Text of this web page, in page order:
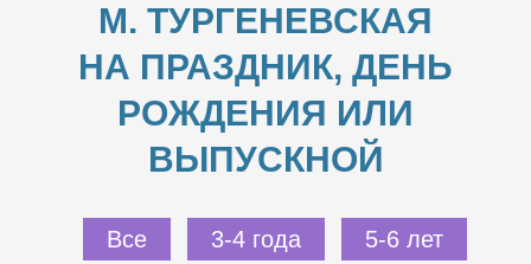
М. ТУРГЕНЕВСКАЯ
НА ПРАЗДНИК, ДЕНЬ
РОЖДЕНИЯ ИЛИ
ВЫПУСКНОЙ
Все 3-4 года
5-6 лет